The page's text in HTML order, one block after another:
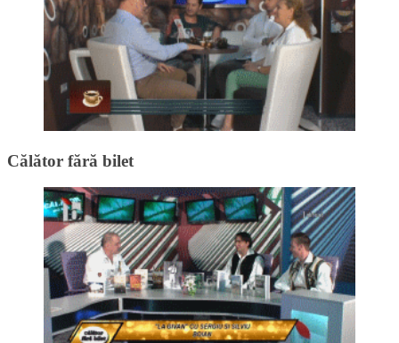
Călător fără bilet